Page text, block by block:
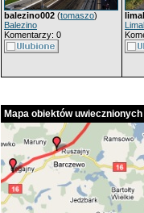
balezino002 (tomaszo)
Balezino
Komentarzy: 0
Limal
Mapa obiektów